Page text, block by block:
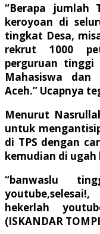
“Berapa jumlah
keroyoan di
tingkat Desa,
rekrut 1000
perguruan
Mahasiswa dan
Aceh.” Ucapnya
Menurut
untuk
di TPS dengan
kemudian di ugah
“banwaslu
hekerlah
(ISKANDAR TOMPI